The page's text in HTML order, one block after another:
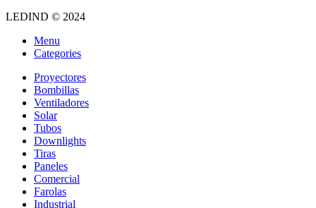
LEDIND © 2024
Menu
Categories
Proyectores
Bombillas
Ventiladores
Solar
Tubos
Downlights
Tiras
Paneles
Comercial
Farolas
Industrial